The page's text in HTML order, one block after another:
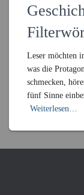
Leser möchten
was die
schmecken,
fünf Sinne
Weiterlesen…